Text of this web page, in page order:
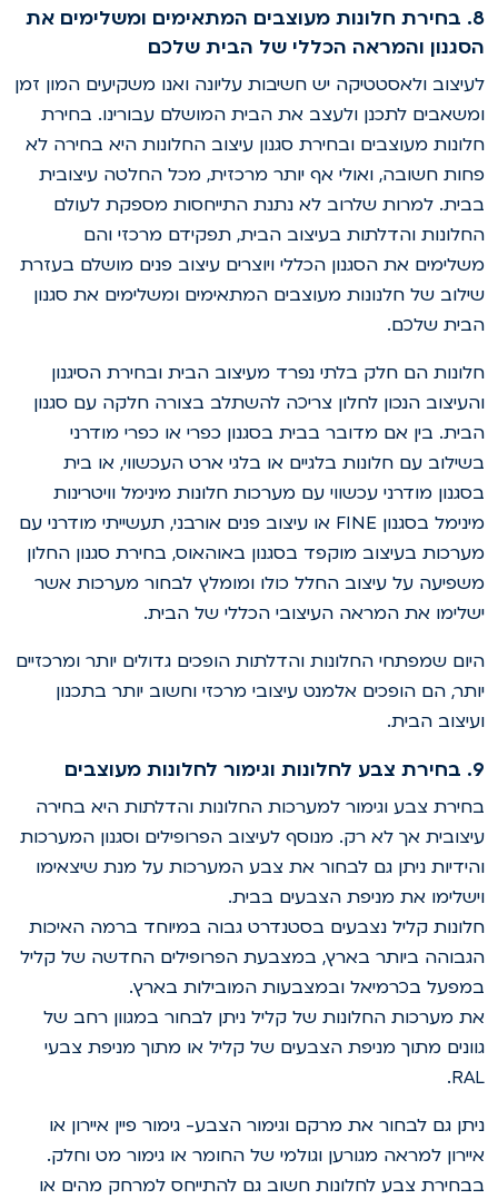
8. בחירת חלונות מעוצבים המתאימים ומשלימים את
והמראה הכללי של הבית שלכם
ולאסטטיקה יש חשיבות עליונה ואנו משקיעים המון זמן
לתכנן ולעצב את הבית המושלם עבורינו. בחירת
מעוצבים ובחירת סגנון עיצוב החלונות היא בחירה לא
חשובה, ואולי אף יותר מרכזית, מכל החלטה עיצובית
למרות שלרוב לא נתנת התייחסות מספקת לעולם
והדלתות בעיצוב הבית, תפקידם מרכזי והם
את הסגנון הכללי ויוצרים עיצוב פנים מושלם בעזרת
של חלנונות מעוצבים המתאימים ומשלימים את סגנון
שלכם.
הם חלק בלתי נפרד מעיצוב הבית ובחירת הסיגנון
הנכון לחלון צריכה להשתלב בצורה חלקה עם סגנון
בין אם מדובר בבית בסגנון כפרי או כפרי מודרני
עם חלונות בלגיים או בלגי ארט העכשווי, או בית
מודרני עכשווי עם מערכות חלונות מינימל וויטרינות
מינימל בסגנון FINE או עיצוב פנים אורבני, תעשייתי מודרני עם
בעיצוב מוקפד בסגנון באוהאוס, בחירת סגנון החלון
על עיצוב החלל כולו ומומלץ לבחור מערכות אשר
את המראה העיצובי הכללי של הבית.
שמפתחי החלונות והדלתות הופכים גדולים יותר ומרכזיים
הם הופכים אלמנט עיצובי מרכזי וחשוב יותר בתכנון
הבית.
צבע וגימור למערכות החלונות והדלתות היא בחירה
אך לא רק. מנוסף לעיצוב הפרופילים וסגנון המערכות
ניתן גם לבחור את צבע המערכות על מנת שיצאימו
את מניפת הצבעים בבית.
קליל נצבעים בסטנדרט גבוה במיוחד ברמה האיכות
ביותר בארץ, במצבעת הפרופילים החדשה של קליל
בכרמיאל ובמצבעות המובילות בארץ.
מערכות החלונות של קליל ניתן לבחור במגוון רחב של
מתוך מניפת הצבעים של קליל או מתוך מניפת צבעי
גם לבחור את מרקם וגימור הצבע- גימור פיין איירון או
למראה מגורען וגולמי של החומר או גימור מט וחלק.
צבע לחלונות חשוב גם להתייחס למרחק מהים או